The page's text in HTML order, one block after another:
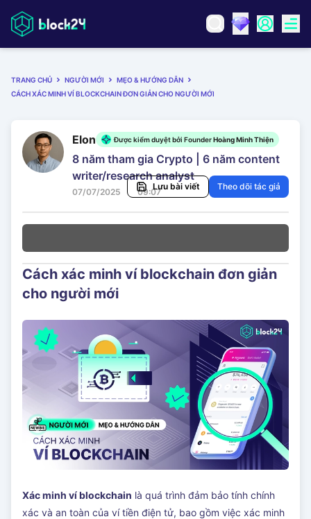
TRANG CHỦ NGƯỜI MỚI
MẸO & HƯỚNG DẪN
CÁCH XÁC MINH VÍ BLOCKCHAIN ĐƠN GIẢN CHO NGƯỜI MỚI
Elon Được kiểm duyệt bởi FounderHoàng Minh Thiện
8 năm tham gia Crypto | 6 năm content
writer/research analyst
07/07/2025 09:07
Lưu bài viết Theo dõi tác giả
Cách xác minh ví blockchain đơn giản
cho người mới
Xác minh ví blockchain là quá trình đảm bảo tính chính
xác và an toàn của ví tiền điện tử, bao gồm việc xác minh